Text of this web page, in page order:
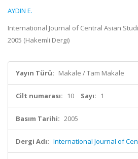
AYDIN E.
International Journal of Central Asian
2005 (Hakemli Dergi)
Yayın Türü: Makale / Tam Makale
Cilt numarası: 10 Sayı: 1
Basım Tarihi: 2005
Dergi Adı: International Journal of